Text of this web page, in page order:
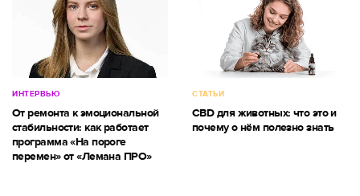
ИНТЕРВЬЮ
От ремонта к эмоциональной
стабильности: как работает
программа «На пороге
перемен» от «Лемана ПРО»
СТАТЬИ
CBD для животных: что это и
почему о нём полезно знать